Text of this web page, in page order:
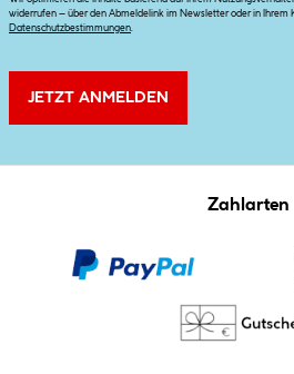
widerrufen – über den Abmeldelink im Newsletter oder in Ihrem
Datenschutzbestimmungen
JETZT ANMELDEN
Zahlarten